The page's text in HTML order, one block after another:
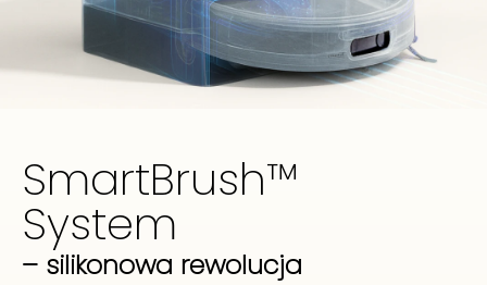
SmartBrush™
System​
– silikonowa rewolucja